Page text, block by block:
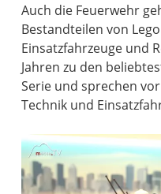
Auch die Feuerwehr
Bestandteilen von
Einsatzfahrzeuge und
Jahren zu den
Serie und sprechen
Technik und